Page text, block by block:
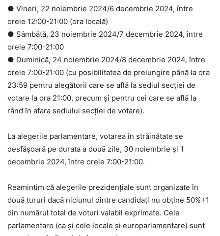
● Vineri, 22 noiembrie 2024/6 decembrie 2024, între
orele 12:00-21:00 (ora locală)
● Sâmbătă, 23 noiembrie 2024/7 decembrie 2024, între
orele 7:00-21:00
● Duminică, 24 noiembrie 2024/8 decembrie 2024, între
orele 7:00-21:00 (cu posibilitatea de prelungire până la ora
23:59 pentru alegătorii care se află la sediul secției de
votare la ora 21:00, precum și pentru cei care se află la
rând în afara sediului secției de votare).
La alegerile parlamentare, votarea în străinătate se
desfășoară pe durata a două zile, 30 noiembrie și 1
decembrie 2024, între orele 7:00-21:00.
Reamintim că alegerile prezidențiale sunt organizate în
două tururi dacă niciunul dintre candidați nu obține 50%+1
din numărul total de voturi valabil exprimate. Cele
parlamentare (ca și cele locale și europarlamentare) sunt